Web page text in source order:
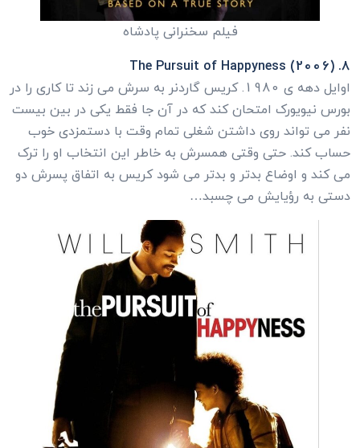
فیلم سخنرانی پادشاه
8. The Pursuit of Happyness (2006)
اوایل دهه ی 1980. کریس گاردنر به سرش می زند تا کاری را در
بورس نیویورک امتحان کند که در آن جا فقط یکی در بین بیست
نفر می تواند روی داشتن شغلی تمام وقت با دستمزدی خوب
حساب کند. حتی وقتی همسرش به خاطر این انتخاب او را ترک
می کند و اوضاع بدتر و بدتر می شود کریس به اتفاق پسرش دو
دستی به رؤیایش می چسبد…